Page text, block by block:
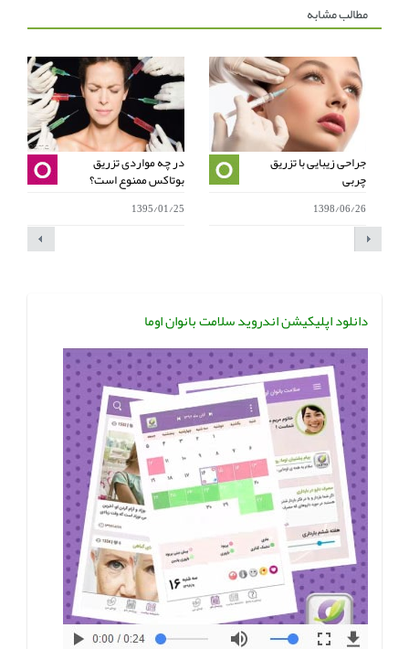
مطالب مشابه
در چه مواردی تزریق
بوتاکس ممنوع است؟
1395/01/25
جراحی زیبایی با تزریق
چربی
1398/06/26
دانلود اپلیکیشن اندروید سلامت بانوان اوما